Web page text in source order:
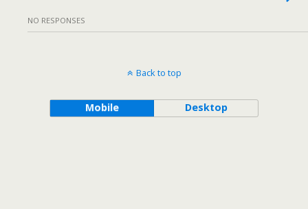
NO RESPONSES
Back to top
Mobile Desktop